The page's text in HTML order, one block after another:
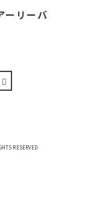
ーリーバ
RESERVED.